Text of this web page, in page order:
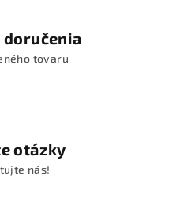
doručenia
tovaru
otázky
nás!